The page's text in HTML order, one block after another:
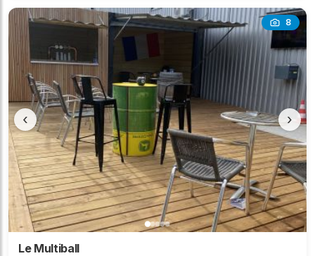
8
‹ ›
Le Multiball